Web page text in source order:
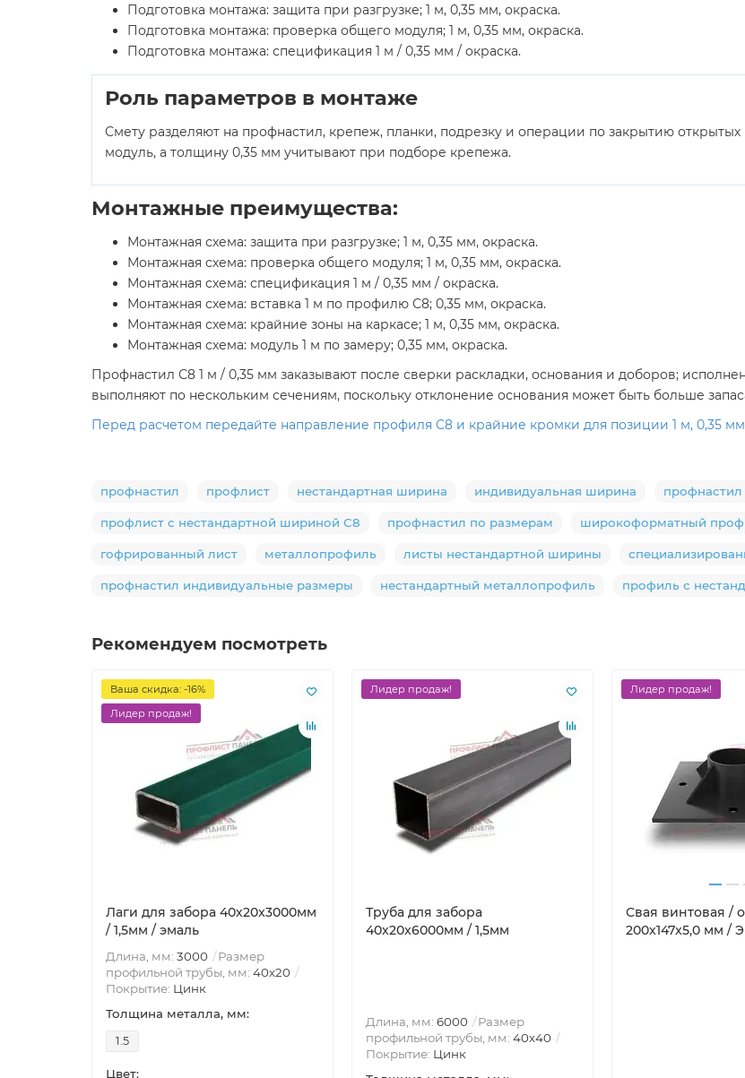
Подготовка монтажа: защита при разгрузке; 1 м, 0,35 мм, окраска.
Подготовка монтажа: проверка общего модуля; 1 м, 0,35 мм, окраска.
Подготовка монтажа: спецификация 1 м / 0,35 мм / окраска.
Роль параметров в монтаже
Смету разделяют на профнастил, крепеж, планки, подрезку и операции по закрытию
модуль, а толщину 0,35 мм учитывают при подборе крепежа.
Монтажные преимущества:
Монтажная схема: защита при разгрузке; 1 м, 0,35 мм, окраска.
Монтажная схема: проверка общего модуля; 1 м, 0,35 мм, окраска.
Монтажная схема: спецификация 1 м / 0,35 мм / окраска.
Монтажная схема: вставка 1 м по профилю С8; 0,35 мм, окраска.
Монтажная схема: крайние зоны на каркасе; 1 м, 0,35 мм, окраска.
Монтажная схема: модуль 1 м по замеру; 0,35 мм, окраска.
Профнастил С8 1 м / 0,35 мм заказывают после сверки раскладки, основания и доборов;
выполняют по нескольким сечениям, поскольку отклонение основания может быть больше
Перед расчетом передайте направление профиля С8 и крайние кромки для позиции 1 м, 0,35
профнастил профлист нестандартная ширина индивидуальная ширина
профлист с нестандартной шириной С8 профнастил по размерам широкоформатный
гофрированный лист металлопрофиль листы нестандартной ширины
профнастил индивидуальные размеры нестандартный металлопрофиль профиль с
Рекомендуем посмотреть
Ваша скидка: -16%
Лидер продаж!
Лаги для забора 40х20x3000мм
/ 1,5мм / эмаль
Длина, мм: 3000
Размер
профильной трубы, мм: 40х20
Покрытие: Цинк
Толщина металла, мм:
1.5
Цвет:
Лидер продаж!
Труба для забора
40х20x6000мм / 1,5мм
Длина, мм: 6000
Размер
профильной трубы, мм: 40х40
Покрытие: Цинк
Лидер продаж!
Свая винтовая /
200x147x5,0 мм /